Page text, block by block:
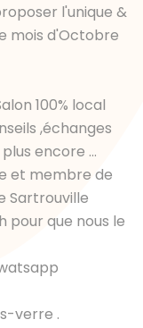
l'unique &
mois d'Octobre
100% local
,échanges
encore ...
et membre de
Sartrouville
pour que nous le
verre .